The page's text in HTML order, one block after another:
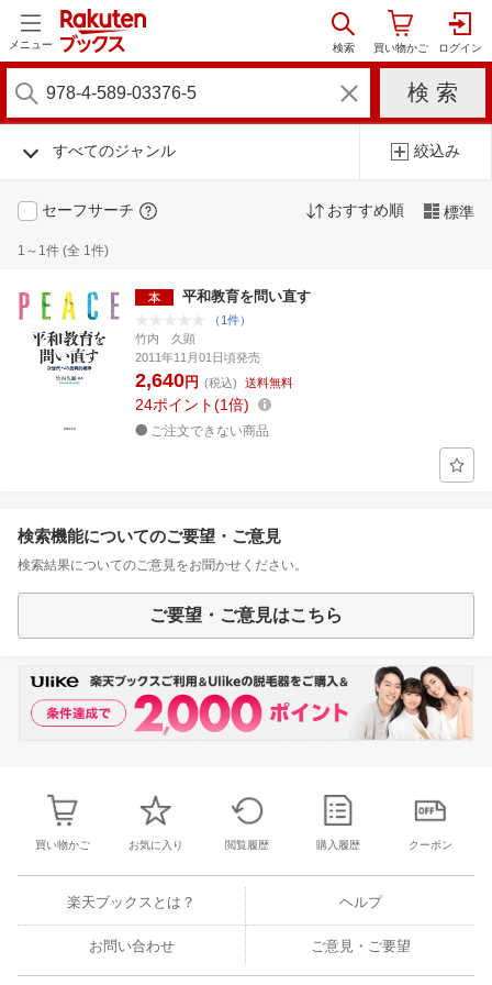
メニュー
すべてのジャンル 絞込み
セーフサーチ おすすめ順 標準
1～1件 (全 1件)
平和教育を問い直す
（1件）
竹内 久顕
2011年11月01日頃発売
2,640円 (税込) 送料無料
24ポイント 1倍
ご注文できない商品
検索機能についてのご要望・ご意見
検索結果についてのご意見をお聞かせください。
ご要望・ご意見はこちら
買い物かご お気に入り 閲覧履歴 購入履歴 クーポン
楽天ブックスとは？ ヘルプ
お問い合わせ ご意見・ご要望